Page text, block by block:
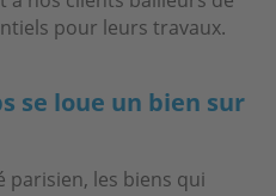
pour leurs travaux.
se loue un bien sur
parisien, les biens qui